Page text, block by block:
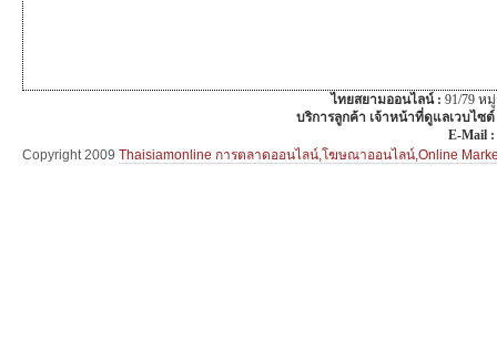
ไทยสยามออนไลน์ : 91/79 ห
บริการลูกค้า เจ้าหน้าที่ดูแลเวบไซ
E-Mail :
Copyright 2009 Thaisiamonline การตลาดออนไลน์,โฆษณาออนไลน์,Online